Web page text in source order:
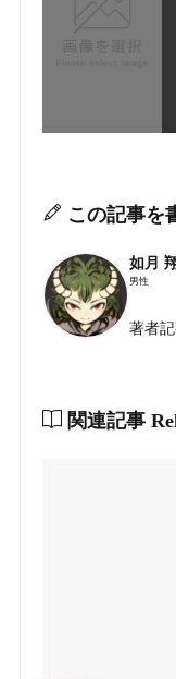
この記事を
如月
男性
著者
関連記事